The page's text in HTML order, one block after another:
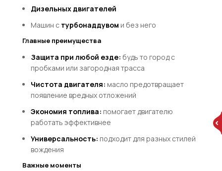
Дизельных двигателей
Машин с турбонаддувом и без него
Главные преимущества
Защита при любой езде: будь то город с
пробками или загородная трасса
Чистота двигателя: масло предотвращает
появление вредных отложений
Экономия топлива: помогает двигателю
работать эффективнее
Универсальность: подходит для разных стилей
вождения
Важные моменты